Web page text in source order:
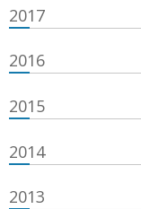
2017
2016
2015
2014
2013